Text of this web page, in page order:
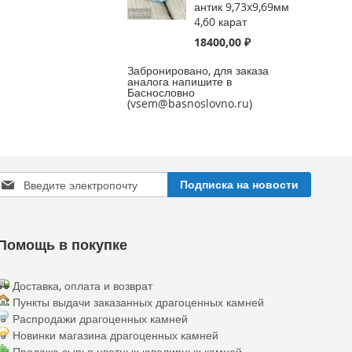
антик 9,73x9,69мм
4,60 карат
18400,00 ₽
Забронировано, для заказа
аналога напишите в
Баснословно
(vsem@basnoslovno.ru)
Sign
Подписка на новости
в покупке
Доставка, оплата и возврат
Пункты выдачи заказанных драгоценных камней
Распродажи драгоценных камней
Новинки магазина драгоценных камней